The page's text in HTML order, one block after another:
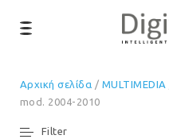
Αρχική σελίδα / MULTIMEDIA
mod. 2004-2010
Filter